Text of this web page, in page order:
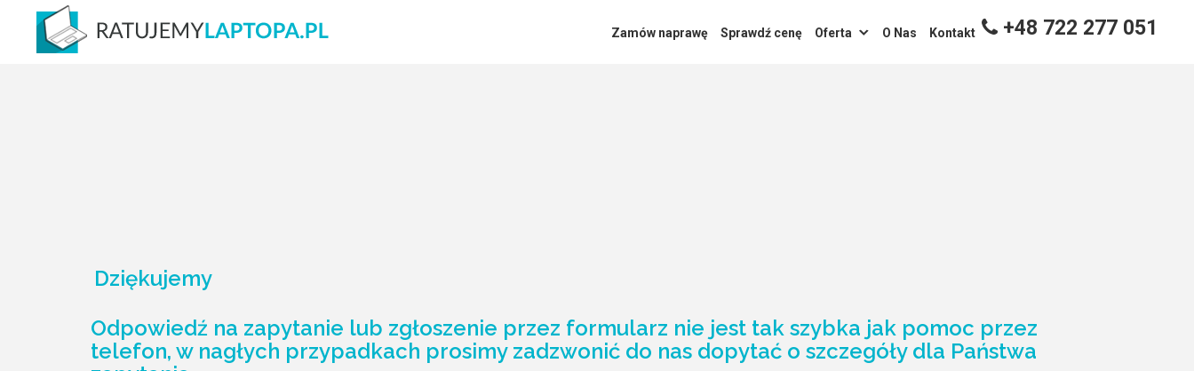
+48 722 277 051
Zamów naprawę Sprawdź cenę Oferta O Nas Kontakt
Dziękujemy
Odpowiedź na zapytanie lub zgłoszenie przez formularz nie jest tak szybka jak pomoc przez
telefon, w nagłych przypadkach prosimy zadzwonić do nas dopytać o szczegóły dla Państwa